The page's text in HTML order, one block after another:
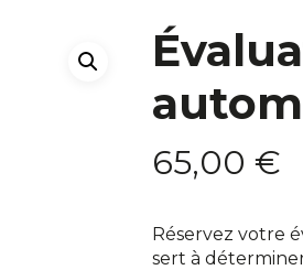
65,00 €
Réservez votre
sert à